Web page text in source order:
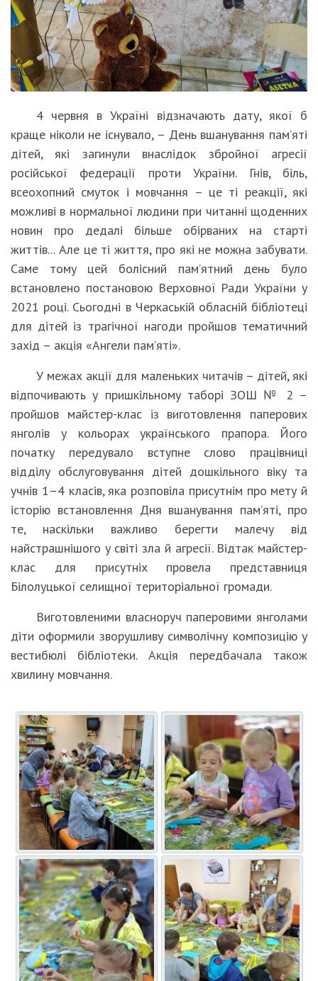
4 червня в Україні відзначають дату, якої б
краще ніколи не існувало, – День вшанування пам’яті
дітей, які загинули внаслідок збройної агресії
російської федерації проти України. Гнів, біль,
всеохопний смуток і мовчання – це ті реакції, які
можливі в нормальної людини при читанні щоденних
новин про дедалі більше обірваних на старті
життів... Але це ті життя, про які не можна забувати.
Саме тому цей болісний пам’ятний день було
встановлено постановою Верховної Ради України у
2021 році. Сьогодні в Черкаській обласній бібліотеці
для дітей із трагічної нагоди пройшов тематичний
захід – акція «Ангели пам’яті».
У межах акції для маленьких читачів – дітей, які
відпочивають у пришкільному таборі ЗОШ № 2 –
пройшов майстер-клас із виготовлення паперових
янголів у кольорах українського прапора. Його
початку передувало вступне слово працівниці
відділу обслуговування дітей дошкільного віку та
учнів 1–4 класів, яка розповіла присутнім про мету й
історію встановлення Дня вшанування пам’яті, про
те, наскільки важливо берегти малечу від
найстрашнішого у світі зла й агресії. Відтак майстер-
клас для присутніх провела представниця
Білолуцької селищної територіальної громади.
Виготовленими власноруч паперовими янголами
діти оформили зворушливу символічну композицію у
вестибюлі бібліотеки. Акція передбачала також
хвилину мовчання.